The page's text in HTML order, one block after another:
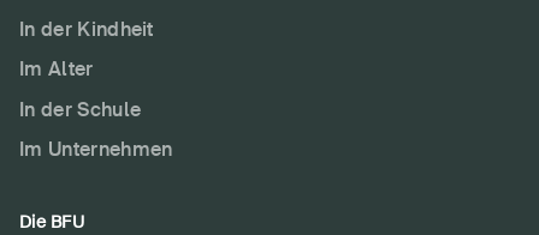
In der Kindheit
Im Alter
In der Schule
Im Unternehmen
Die BFU